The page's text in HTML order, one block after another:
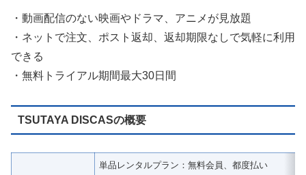
・動画配信のない映画やドラマ、アニメが見放題
・ネットで注文、ポスト返却、返却期限なしで気軽に利用
できる
・無料トライアル期間最大30日間
TSUTAYA DISCASの概要
単品レンタルプラン：無料会員、都度払い